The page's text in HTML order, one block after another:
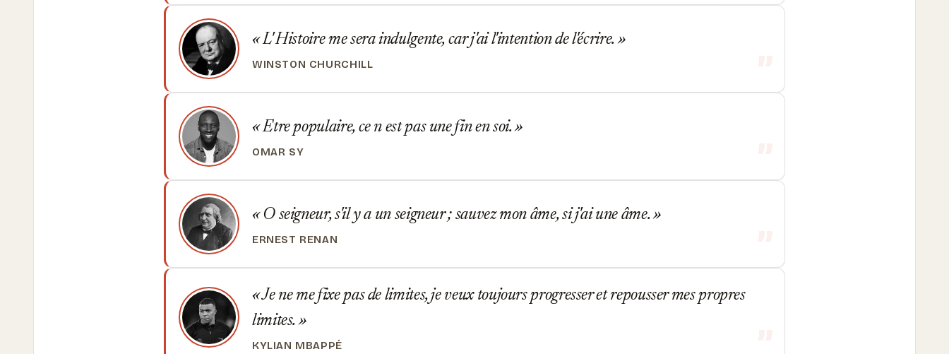
L' Histoire me sera indulgente, car j'ai l'intention de l'écrire.
WINSTON CHURCHILL
Etre populaire, ce n est pas une fin en soi.
OMAR SY
O seigneur, s'il y a un seigneur ; sauvez mon âme, si j'ai une âme.
ERNEST RENAN
Je ne me fixe pas de limites, je veux toujours progresser et repousser mes propres
limites.
KYLIAN MBAPPÉ